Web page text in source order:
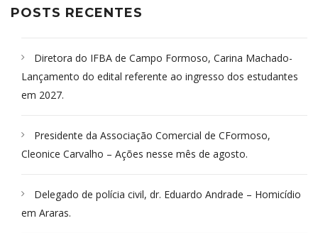
POSTS RECENTES
Diretora do IFBA de Campo Formoso, Carina Machado-
Lançamento do edital referente ao ingresso dos estudantes
em 2027.
Presidente da Associação Comercial de CFormoso,
Cleonice Carvalho – Ações nesse mês de agosto.
Delegado de polícia civil, dr. Eduardo Andrade – Homicídio
em Araras.